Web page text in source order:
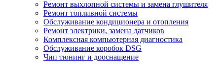
Ремонт выхлопной системы и замена глушителя
Ремонт топливной системы
Обслуживание кондиционера и отопления
Ремонт электрики, замена датчиков
Комплексная компьютерная диагностика
Обслуживание коробок DSG
Чип тюнинг и дооснащение